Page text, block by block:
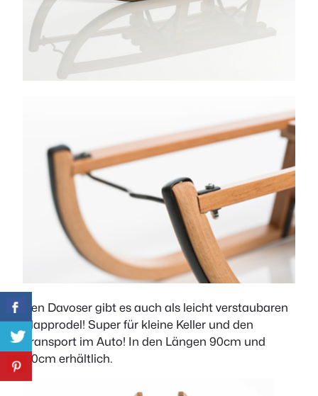
Den Davoser gibt es auch als leicht verstaubaren
Klapprodel! Super für kleine Keller und den
Transport im Auto! In den Längen 90cm und
110cm erhältlich.